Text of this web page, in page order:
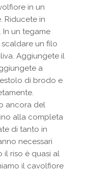
in un
Riducete in
In un tegame
un filo
Aggiungete il
a
di brodo e
ancora del
alla completa
di tanto in
necessari
il riso è quasi al
il cavolfiore